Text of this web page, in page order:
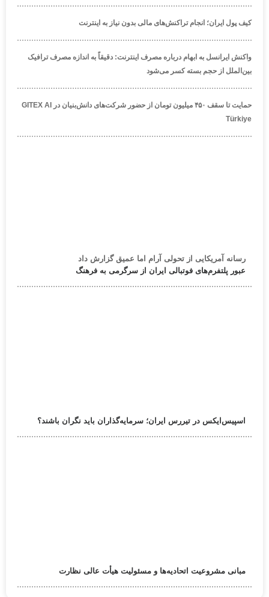
کیف پول ایران؛ انجام تراکنش‌های مالی بدون نیاز به اینترنت
واکنش ایرانسل به ابهام درباره مصرف اینترنت: دقیقاً به اندازه مصرف ترافیک
بین‌الملل از حجم بسته کسر می‌شود
حمایت تا سقف ۴۵۰ میلیون تومان از حضور شرکت‌های دانش‌بنیان در GITEX AI
Türkiye
رسانه آمریکایی از تحولی آرام اما عمیق گزارش داد
عبور پلتفرم‌های فوتبالی ایران از سرگرمی به فرهنگ
اسپیس‌ایکس در تیررس ایران؛ سرمایه‌گذاران باید نگران باشند؟
مبانی مشروعیت اتحادیه‌ها و مسئولیت هیأت عالی نظارت